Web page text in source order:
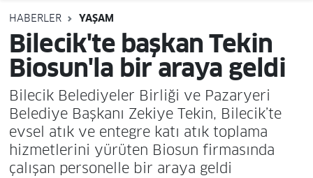
HABERLER YAŞAM
Bilecik'te başkan Tekin
Biosun'la bir araya geldi
Bilecik Belediyeler Birliği ve Pazaryeri
Belediye Başkanı Zekiye Tekin, Bilecik’te
evsel atık ve entegre katı atık toplama
hizmetlerini yürüten Biosun firmasında
çalışan personelle bir araya geldi
Tüm Manşetler
Son Dakika Haberleri
Haber Arşivi